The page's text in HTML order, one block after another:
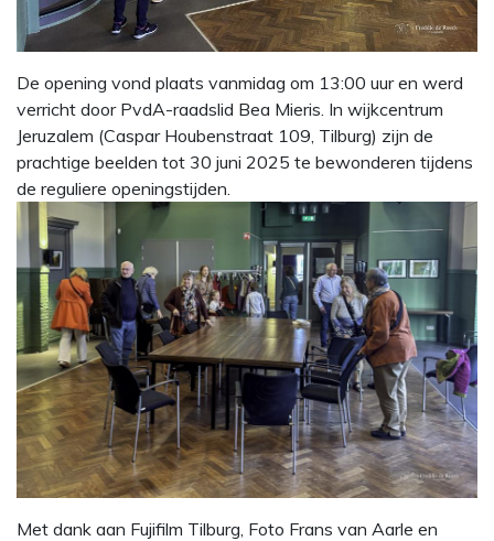
De opening vond plaats vanmidag om 13:00 uur en werd
verricht door PvdA-raadslid Bea Mieris. In wijkcentrum
Jeruzalem (Caspar Houbenstraat 109, Tilburg) zijn de
prachtige beelden tot 30 juni 2025 te bewonderen tijdens
de reguliere openingstijden.
Met dank aan Fujifilm Tilburg, Foto Frans van Aarle en